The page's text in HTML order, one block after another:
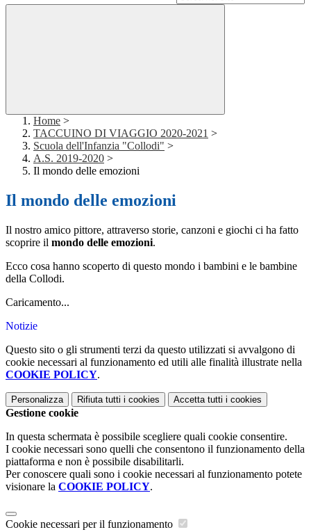
Home >
TACCUINO DI VIAGGIO 2020-2021 >
Scuola dell'Infanzia "Collodi" >
A.S. 2019-2020 >
Il mondo delle emozioni
Il mondo delle emozioni
Il nostro amico pittore, attraverso storie, canzoni e giochi ci ha fatto
scoprire il mondo delle emozioni.
Ecco cosa hanno scoperto di questo mondo i bambini e le bambine
della Collodi.
Caricamento...
Notizie
Questo sito o gli strumenti terzi da questo utilizzati si avvalgono di
cookie necessari al funzionamento ed utili alle finalità illustrate nella
COOKIE POLICY.
Personalizza Rifiuta tutti i cookies Accetta tutti i cookies
Gestione cookie
In questa schermata è possibile scegliere quali cookie consentire.
I cookie necessari sono quelli che consentono il funzionamento della
piattaforma e non è possibile disabilitarli.
Per conoscere quali sono i cookie necessari al funzionamento potete
visionare la COOKIE POLICY.
Cookie necessari per il funzionamento